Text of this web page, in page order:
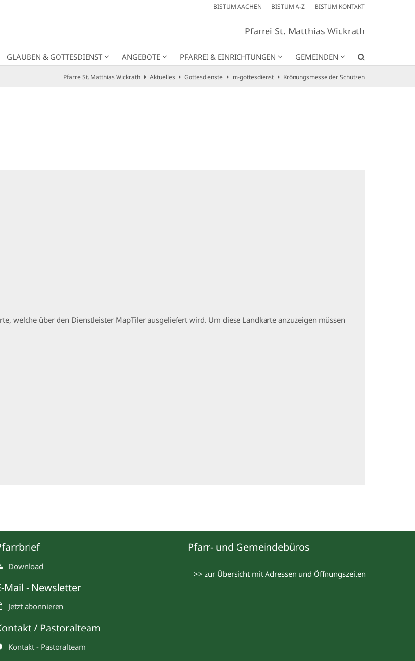
BISTUM AACHEN BISTUM A-Z BISTUM KONTAKT
Pfarrei St. Matthias Wickrath
GLAUBEN & GOTTESDIENST ANGEBOTE PFARREI & EINRICHTUNGEN GEMEINDEN
Pfarre St. Matthias Wickrath Aktuelles Gottesdienste m-gottesdienst Krönungsmesse der Schützen
welche über den Dienstleister MapTiler ausgeliefert wird. Um diese Landkarte anzuzeigen müssen
Download
Mail - Newsletter
Jetzt abonnieren
/ Pastoralteam
Kontakt - Pastoralteam
Pfarr- und Gemeindebüros
>> zur Übersicht mit Adressen und Öffnungszeiten